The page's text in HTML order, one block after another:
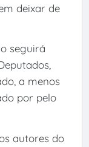
deixar de
seguirá
a menos
por pelo
autores do